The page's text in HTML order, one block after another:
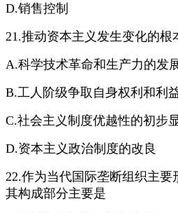
D.销售控制
21.推动资本主义发生变化的根
A.科学技术革命和生产力的发
B.工人阶级争取自身权利和利
C.社会主义制度优越性的初步
D.资本主义政治制度的改良
22.作为当代国际垄断组织主要
其构成部分主要是